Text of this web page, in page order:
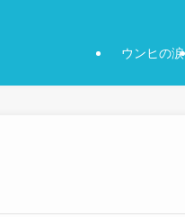
ウンヒの涙